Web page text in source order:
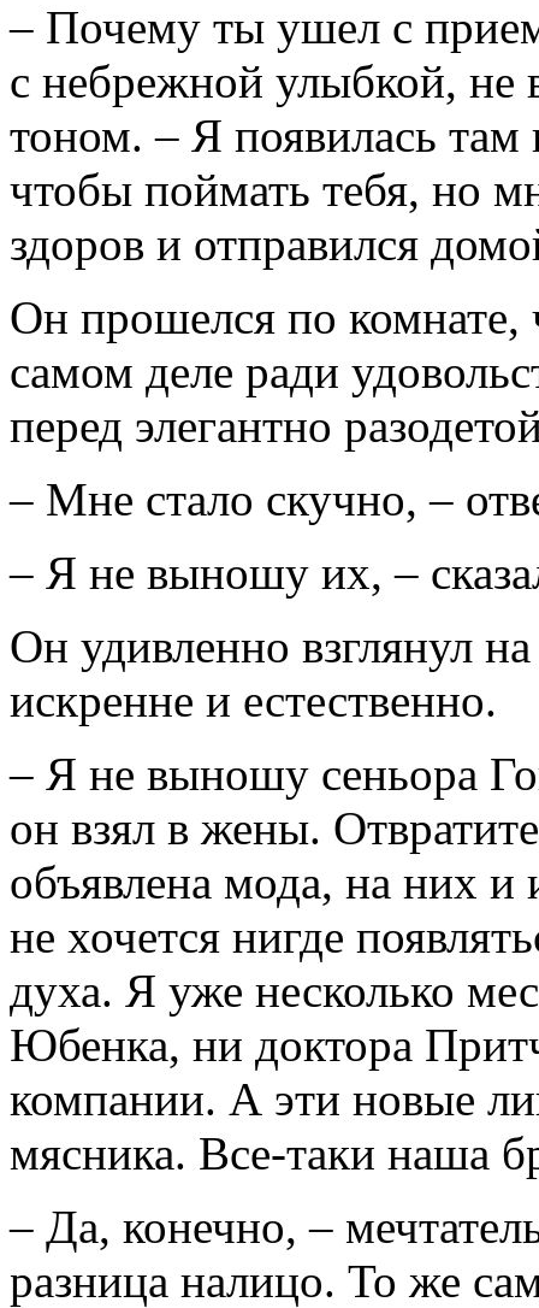
– Почему ты ушел с
с небрежной улыбкой, не
тоном. – Я появилась там
чтобы поймать тебя, но
здоров и отправился
Он прошелся по комнате,
самом деле ради
перед элегантно
– Мне стало скучно, –
– Я не выношу их, –
Он удивленно взглянул
искренне и естественно.
– Я не выношу сеньора
он взял в жены.
объявлена мода, на них
не хочется нигде
духа. Я уже несколько
Юбенка, ни доктора
компании. А эти новые
мясника. Все-таки наша
– Да, конечно, –
разница налицо. То же